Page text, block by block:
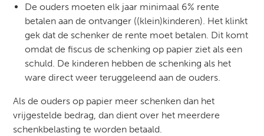
De ouders moeten elk jaar minimaal 6% rente
betalen aan de ontvanger ((klein)kinderen). Het klinkt
gek dat de schenker de rente moet betalen. Dit komt
omdat de fiscus de schenking op papier ziet als een
schuld. De kinderen hebben de schenking als het
ware direct weer teruggeleend aan de ouders.
Als de ouders op papier meer schenken dan het
vrijgestelde bedrag, dan dient over het meerdere
schenkbelasting te worden betaald.